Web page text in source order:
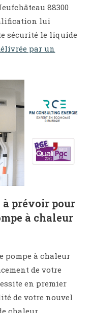
88300
lui
sécurité le liquide
par un
prévoir pour
à chaleur
pompe à chaleur
de votre
en premier
de votre nouvel
chaleur.